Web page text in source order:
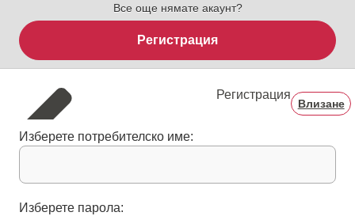
Все още нямате акаунт?
Регистрация
Регистрация
Влизане
Изберете потребителско име:
Изберете парола: